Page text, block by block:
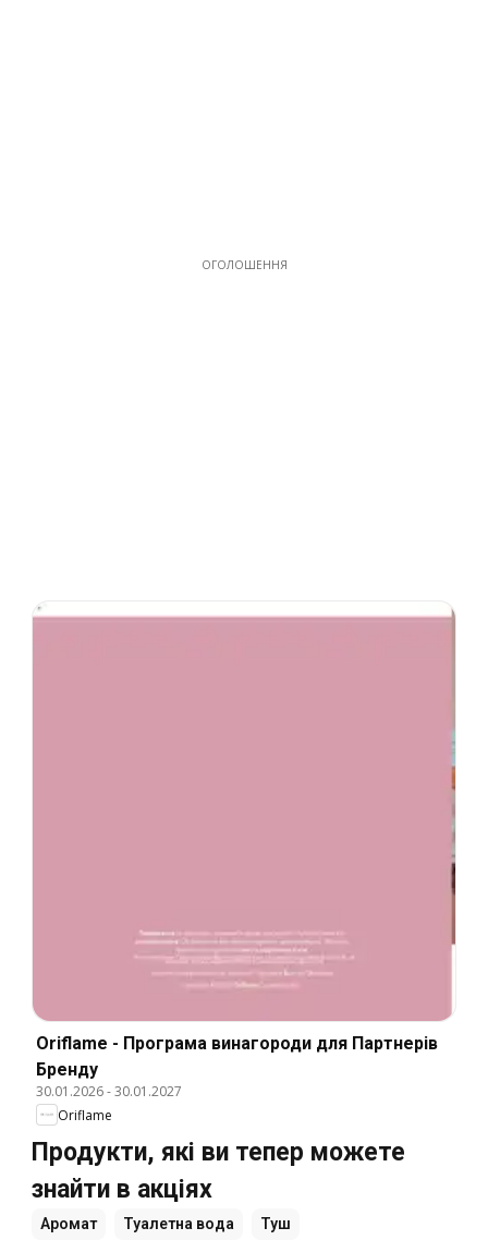
ОГОЛОШЕННЯ
Oriflame - Програма винагороди для Партнерів
Бренду
30.01.2026-30.01.2027
Oriflame
Продукти, які ви тепер можете
знайти в акціях
Аромат Туалетна вода Туш